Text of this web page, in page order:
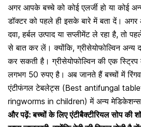
अगर आपके बच्चे को कोई एलर्जी हो या कोई
डॉक्टर को पहले ही इसके बारे में बता दें।
दवा,हर्बल उत्पाद या सप्लीमेंट ले रहा है, तो
से बात कर लें। क्योंकि, ग्रीसेयोफोल्विन अन्य
कर सकती है। ग्रीसेयोफोल्विन की एक
लगभग 50 रुपए है। अब जानते हैं बच्चों में
एंटीफंगल टेबलेट्स (Best antifungal
ringworms in children) में अन्य
और पढ़ें:बच्चों के लिए एंटीबैक्टीरियल सोप की